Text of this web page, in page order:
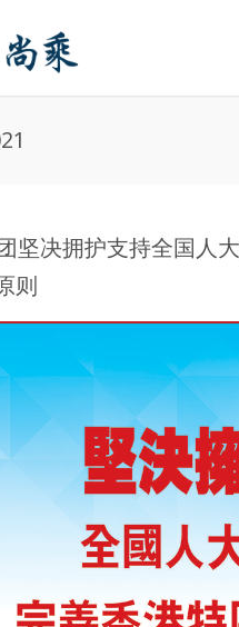
坚决拥护支持全国人
则